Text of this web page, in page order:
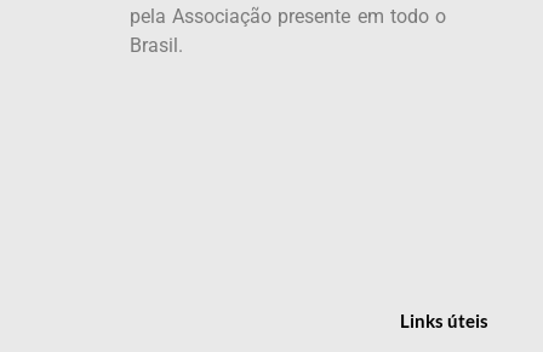
pela Associação presente em todo o
Brasil.
Linksúteis